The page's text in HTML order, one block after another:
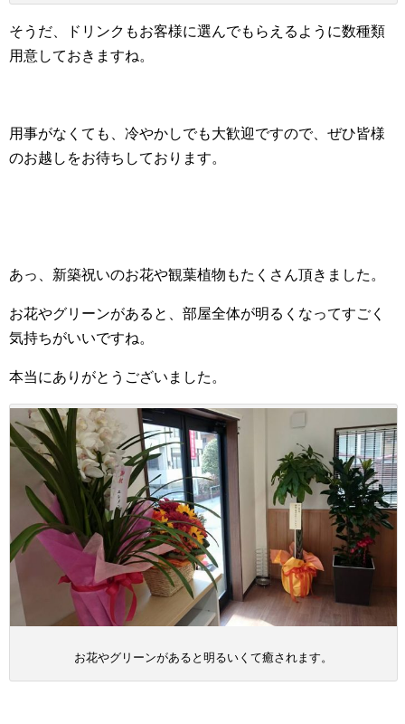
そうだ、ドリンクもお客様に選んでもらえるように数種類
用意しておきますね。
用事がなくても、冷やかしでも大歓迎ですので、ぜひ皆様
のお越しをお待ちしております。
あっ、新築祝いのお花や観葉植物もたくさん頂きました。
お花やグリーンがあると、部屋全体が明るくなってすごく
気持ちがいいですね。
本当にありがとうございました。
お花やグリーンがあると明るいくて癒されます。